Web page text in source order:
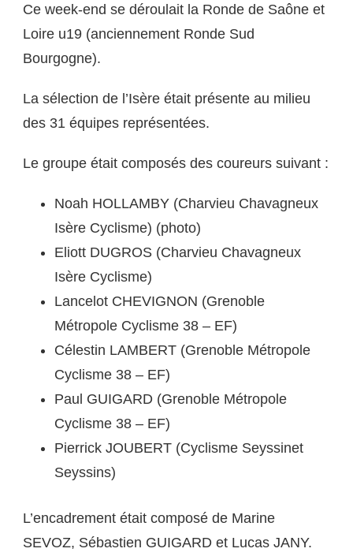
Ce week-end se déroulait la Ronde de Saône et
Loire u19 (anciennement Ronde Sud
Bourgogne).
La sélection de l’Isère était présente au milieu
des 31 équipes représentées.
Le groupe était composés des coureurs suivant :
Noah HOLLAMBY (Charvieu Chavagneux
Isère Cyclisme) (photo)
Eliott DUGROS (Charvieu Chavagneux
Isère Cyclisme)
Lancelot CHEVIGNON (Grenoble
Métropole Cyclisme 38 – EF)
Célestin LAMBERT (Grenoble Métropole
Cyclisme 38 – EF)
Paul GUIGARD (Grenoble Métropole
Cyclisme 38 – EF)
Pierrick JOUBERT (Cyclisme Seyssinet
Seyssins)
L’encadrement était composé de Marine
SEVOZ, Sébastien GUIGARD et Lucas JANY.